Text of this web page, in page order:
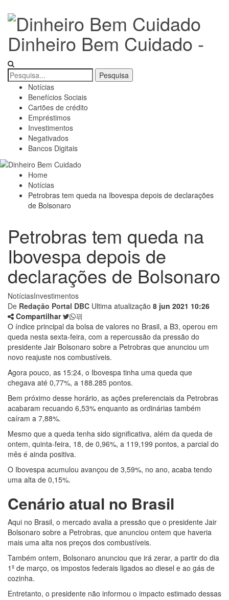
Dinheiro Bem Cuidado -
Notícias
Benefícios Sociais
Cartões de crédito
Empréstimos
Investimentos
Negativados
Bancos Digitais
Home
Notícias
Petrobras tem queda na Ibovespa depois de declarações
de Bolsonaro
Petrobras tem queda na
Ibovespa depois de
declarações de Bolsonaro
NotíciasInvestimentos
De Redação Portal DBC Ultima atualização 8 jun 2021 10:26
Compartilhar
O índice principal da bolsa de valores no Brasil, a B3, operou em
queda nesta sexta-feira, com a repercussão da pressão do
presidente Jair Bolsonaro sobre a Petrobras que anunciou um
novo reajuste nos combustíveis.
Agora pouco, as 15:24, o Ibovespa tinha uma queda que
chegava até 0,77%, a 188.285 pontos.
Bem próximo desse horário, as ações preferenciais da Petrobras
acabaram recuando 6,53% enquanto as ordinárias também
caíram a 7,88%.
Mesmo que a queda tenha sido significativa, além da queda de
ontem, quinta-feira, 18, de 0,96%, a 119,199 pontos, a parcial do
mês é ainda positiva.
O Ibovespa acumulou avançou de 3,59%, no ano, acaba tendo
uma alta de 0,15%.
Cenário atual no Brasil
Aqui no Brasil, o mercado avalia a pressão que o presidente Jair
Bolsonaro sobre a Petrobras, que anunciou ontem que haveria
mais uma alta nos preços dos combustíveis.
Também ontem, Bolsonaro anunciou que irá zerar, a partir do dia
1º de março, os impostos federais ligados ao diesel e ao gás de
cozinha.
Entretanto, o presidente não informou o impacto estimado dessas